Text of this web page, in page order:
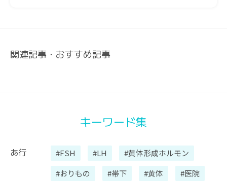
関連記事・おすすめ記事
キーワード集
あ行 #FSH #LH
#黄体形成ホルモン
#おりもの
#帯下 #黄体
#医院